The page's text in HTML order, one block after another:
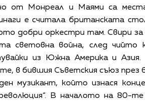
от Монреал и Маями са
е считала британската
добри оркестри там. Свири за
световна война, след чийто
из Южна Америка и Азия.
в бившия Съветския съюз през
музикант, който изнася
В началото на 80-